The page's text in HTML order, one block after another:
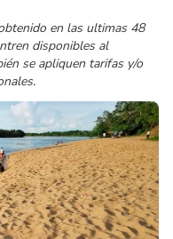
en las ultimas 48
disponibles al
se apliquen tarifas y/o